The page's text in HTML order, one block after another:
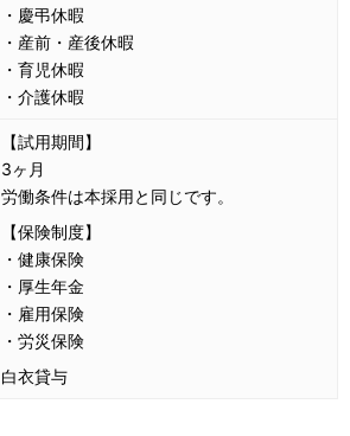
・慶弔休暇
・産前・産後休暇
・育児休暇
・介護休暇
【試用期間】
3ヶ月
労働条件は本採用と同じです。
【保険制度】
・健康保険
・厚生年金
・雇用保険
・労災保険
白衣貸与